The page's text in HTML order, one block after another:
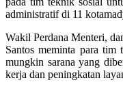
administratif di 11
Wakil Perdana Menteri,
Santos meminta para tim
mungkin sarana yang
kerja dan peningkatan